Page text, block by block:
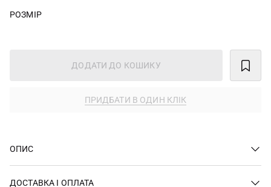
РОЗМІР
ДОДАТИ ДО КОШИКУ
ПРИДБАТИ В ОДИН КЛІК
ОПИС
ДОСТАВКА І ОПЛАТА